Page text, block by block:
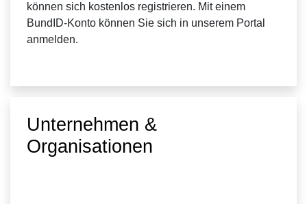
können sich kostenlos registrieren. Mit einem
BundID-Konto können Sie sich in unserem Portal
anmelden.
Unternehmen &
Organisationen